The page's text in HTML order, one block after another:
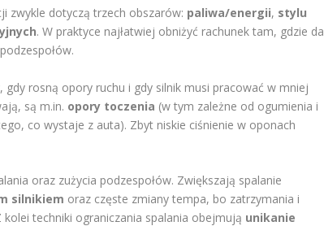
zwykle dotyczą trzech obszarów: paliwa/energii, stylu
. W praktyce najłatwiej obniżyć rachunek tam, gdzie da
rosną opory ruchu i gdy silnik musi pracować w mniej
są m.in. opory toczenia (w tym zależne od ogumienia i
co wystaje z auta). Zbyt niskie ciśnienie w oponach
oraz zużycia podzespołów. Zwiększają spalanie
silnikiem oraz częste zmiany tempa, bo zatrzymania i
techniki ograniczania spalania obejmują unikanie